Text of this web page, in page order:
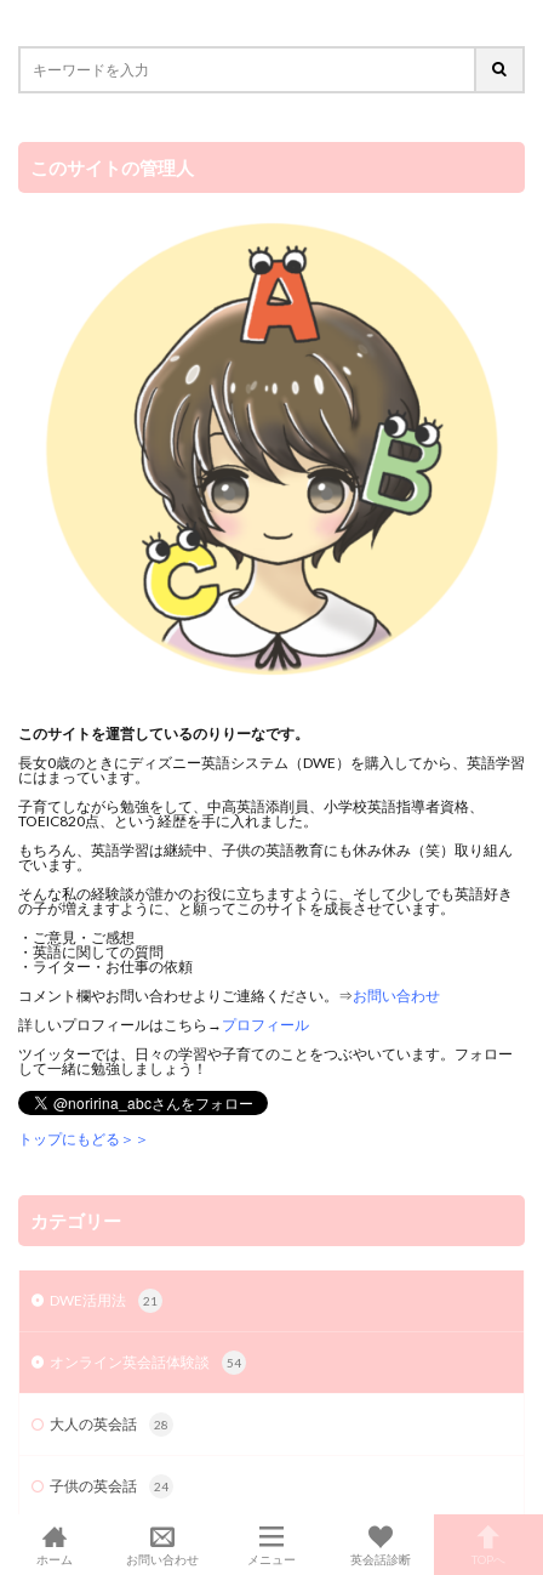
このサイトの管理人
このサイトを運営しているのりりーなです。
長女0歳のときにディズニー英語システム（DWE）を購入してから、英語学習
にはまっています。
子育てしながら勉強をして、中高英語添削員、小学校英語指導者資格、
TOEIC820点、という経歴を手に入れました。
もちろん、英語学習は継続中、子供の英語教育にも休み休み（笑）取り組ん
でいます。
そんな私の経験談が誰かのお役に立ちますように、そして少しでも英語好き
の子が増えますように、と願ってこのサイトを成長させています。
・ご意見・ご感想
・英語に関しての質問
・ライター・お仕事の依頼
コメント欄やお問い合わせよりご連絡ください。⇒お問い合わせ
詳しいプロフィールはこちら→ プロフィール
ツイッターでは、日々の学習や子育てのことをつぶやいています。フォロー
して一緒に勉強しましょう！
トップにもどる＞＞
カテゴリー
DWE活用法 21
オンライン英会話体験談 54
大人の英会話 28
子供の英会話 24
子供をバイリンガルにしたい 23
ホーム お問い合わせ メニュー 英会話診断 TOPへ